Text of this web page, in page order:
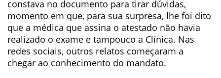
constava no documento para tirar dúvidas,
momento em que, para sua surpresa, lhe foi dito
que a médica que assina o atestado não havia
realizado o exame e tampouco a Clínica. Nas
redes sociais, outros relatos começaram a
chegar ao conhecimento do mandato.